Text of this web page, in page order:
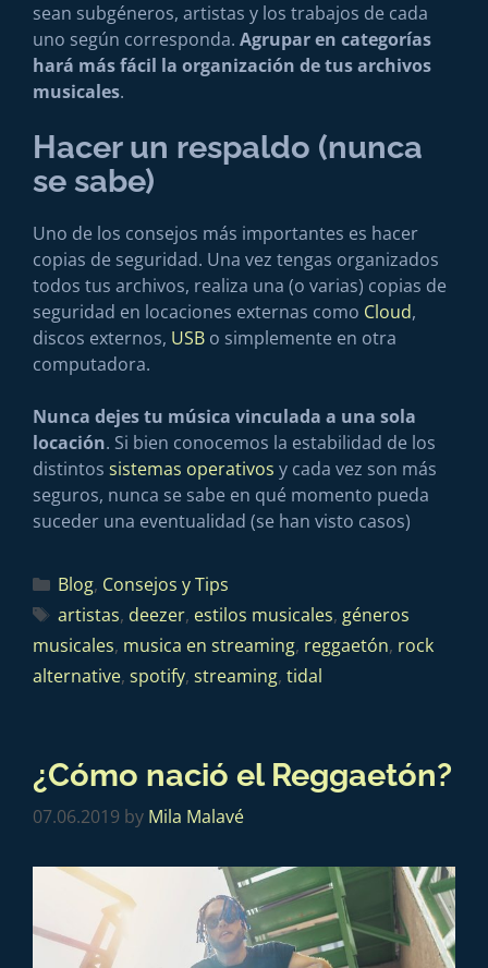
sean subgéneros, artistas y los trabajos de cada
uno según corresponda. Agrupar en categorías
hará más fácil la organización de tus archivos
musicales.
Hacer un respaldo (nunca
se sabe)
Uno de los consejos más importantes es hacer
copias de seguridad. Una vez tengas organizados
todos tus archivos, realiza una (o varias) copias de
seguridad en locaciones externas como Cloud,
discos externos, USB o simplemente en otra
computadora.
Nunca dejes tu música vinculada a una sola
locación. Si bien conocemos la estabilidad de los
distintos sistemas operativos y cada vez son más
seguros, nunca se sabe en qué momento pueda
suceder una eventualidad (se han visto casos)
Blog, Consejos y Tips
artistas, deezer, estilos musicales, géneros
musicales, musica en streaming, reggaetón, rock
alternative, spotify, streaming, tidal
¿Cómo nació el Reggaetón?
07.06.2019 by Mila Malavé